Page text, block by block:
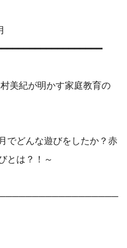
明かす家庭教育の
でどんな遊びをしたか？赤
とは？！～